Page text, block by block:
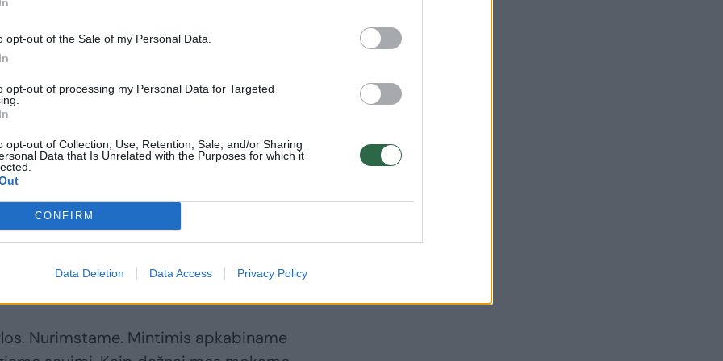
opt-out of the Sale of my Personal Data.
opt-out of processing my Personal Data for Targeted
opt-out of Collection, Use, Retention, Sale, and/or Sharing
Data that Is Unrelated with the Purposes for which it
CONFIRM
Data Deletion Data Access Privacy Policy
ir toliau judame į priekį, – pataria
kurio reikėtų vengti, yra siekis būti
Būtina širdyje žinoti, kad darome
tapti sektinais pavyzdžiais sau ir
E. Jennings.
programų lektorė Kristina Laučienė
pažymint saulės sugrįžimą –
praėjusius metus.
Nurimstame. Mintimis apkabiname